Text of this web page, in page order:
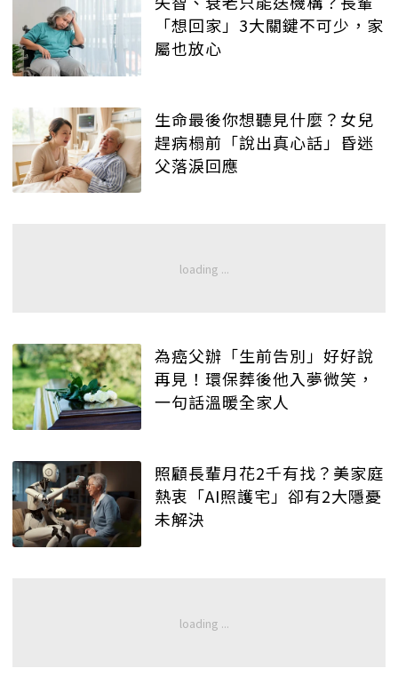
「想回家」3大關鍵不可少，家
屬也放心
生命最後你想聽見什麼？女兒
趕病榻前「說出真心話」昏迷
父落淚回應
為癌父辦「生前告別」好好說
再見！環保葬後他入夢微笑，
一句話溫暖全家人
照顧長輩月花2千有找？美家庭
熱衷「AI照護宅」卻有2大隱憂
未解決